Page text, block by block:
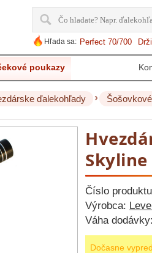
Hľada sa: Perfect 70/700
poukazy
ďalekohľady › Šošovkové
Skyline
Číslo
Výrobca:
Váha dodávky:
Dočasne